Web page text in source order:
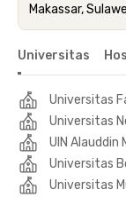
Makassar,
Universitas
Universitas
Universitas
UIN Alauddin
Universitas
Universitas